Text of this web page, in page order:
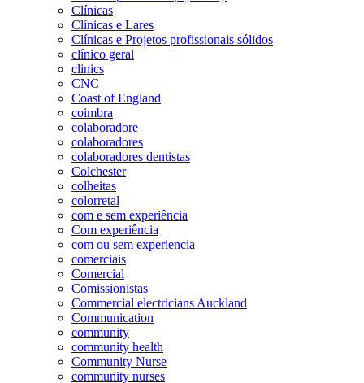
Clínicas
Clínicas e Lares
Clínicas e Projetos profissionais sólidos
clínico geral
clinics
CNC
Coast of England
coimbra
colaboradore
colaboradores
colaboradores dentistas
Colchester
colheitas
colorretal
com e sem experiência
Com experiência
com ou sem experiencia
comerciais
Comercial
Comissionistas
Commercial electricians Auckland
Communication
community
community health
Community Nurse
community nurses